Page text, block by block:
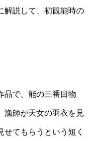
解説して、初観能時の
品で、能の三番目物
漁師が天女の羽衣を見
てもらうという短く